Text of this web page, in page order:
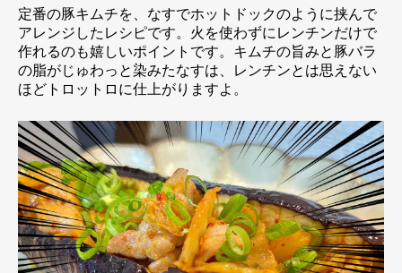
定番の豚キムチを、なすでホットドックのように挟んで
アレンジしたレシピです。火を使わずにレンチンだけで
作れるのも嬉しいポイントです。キムチの旨みと豚バラ
の脂がじゅわっと染みたなすは、レンチンとは思えない
ほどトロットロに仕上がりますよ。